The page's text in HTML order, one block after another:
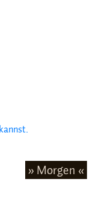
» Morgen «